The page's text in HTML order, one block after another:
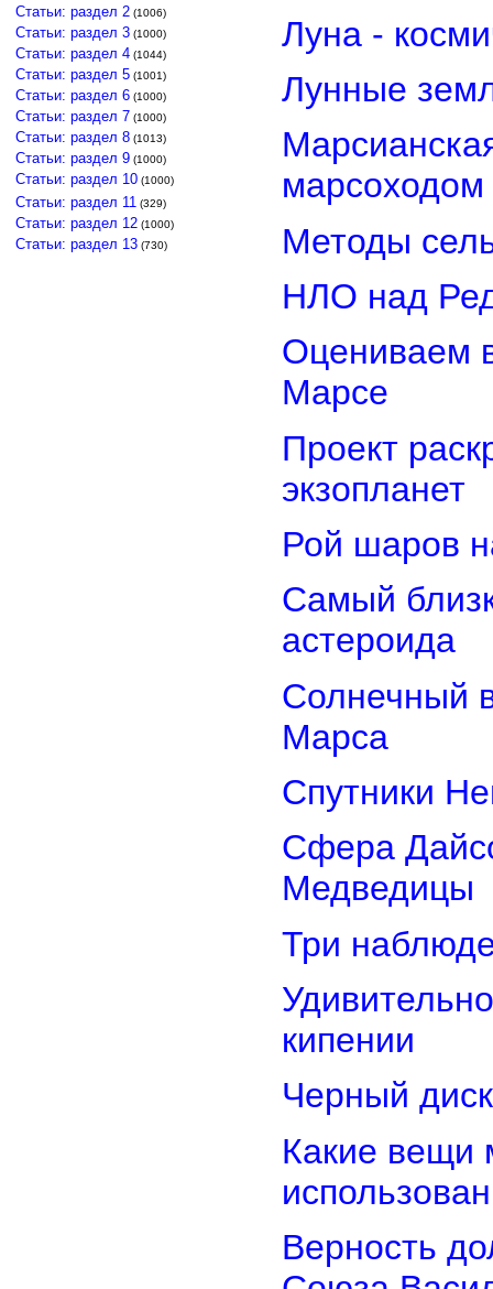
Статьи: раздел 2 (1006)
Статьи: раздел 3 (1000)
Статьи: раздел 4 (1044)
Статьи: раздел 5 (1001)
Статьи: раздел 6 (1000)
Статьи: раздел 7 (1000)
Статьи: раздел 8 (1013)
Статьи: раздел 9 (1000)
Статьи: раздел 10 (1000)
Статьи: раздел 11 (329)
Статьи: раздел 12 (1000)
Статьи: раздел 13 (730)
Луна -
Лунные
марсоходом
Методы
НЛО над
Оцениваем
Марсе
Проект
экзопланет
Рой шаров
Самый
астероида
Солнечный
Марса
Спутники
Сфера
Медведицы
Три
кипении
Черный
Какие вещи
Верность